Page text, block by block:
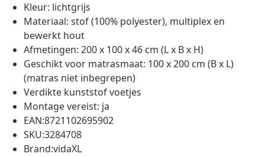
Kleur: lichtgrijs
Materiaal: stof (100% polyester), multiplex en
bewerkt hout
Afmetingen: 200 x 100 x 46 cm (L x B x H)
Geschikt voor matrasmaat: 100 x 200 cm (B x L)
(matras niet inbegrepen)
Verdikte kunststof voetjes
Montage vereist: ja
EAN:8721102695902
SKU:3284708
Brand:vidaXL